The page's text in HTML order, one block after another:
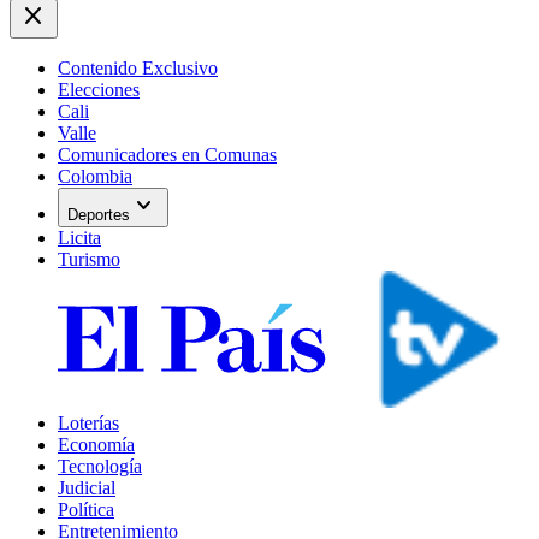
close
Contenido Exclusivo
Elecciones
Cali
Valle
Comunicadores en Comunas
Colombia
Deportes expand_more
Licita
Turismo
Loterías
Economía
Tecnología
Judicial
Política
Entretenimiento